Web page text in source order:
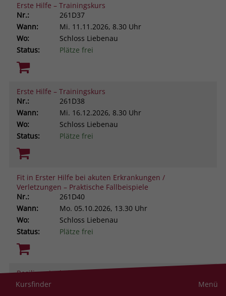
Erste Hilfe – Trainingskurs
Nr.:
261D37
Wann:
Mi. 11.11.2026, 8.30 Uhr
Wo:
Schloss Liebenau
Status:
Plätze frei
Erste Hilfe – Trainingskurs
Nr.:
261D38
Wann:
Mi. 16.12.2026, 8.30 Uhr
Wo:
Schloss Liebenau
Status:
Plätze frei
Fit in Erster Hilfe bei akuten Erkrankungen /
Verletzungen – Praktische Fallbeispiele
Nr.:
261D40
Wann:
Mo. 05.10.2026, 13.30 Uhr
Wo:
Schloss Liebenau
Status:
Plätze frei
Resilienz im helfenden Beruf. Was uns stark macht
gegen Stress und Belastung
Kursfinder Menü